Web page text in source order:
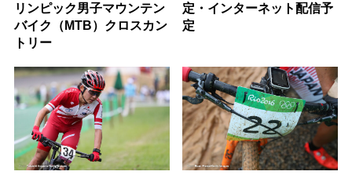
リンピック男子マウンテン
バイク（MTB）クロスカン
トリー
定・インターネット配信予
定